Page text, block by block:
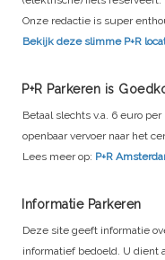
Onze redactie is super
Bekijk deze slimme P+R
P+R Parkeren is
Betaal slechts v.a. 6 euro
openbaar vervoer naar het
Lees meer op: P+R
Informatie Parkeren
Deze site geeft informatie
informatief bedoeld. U dient